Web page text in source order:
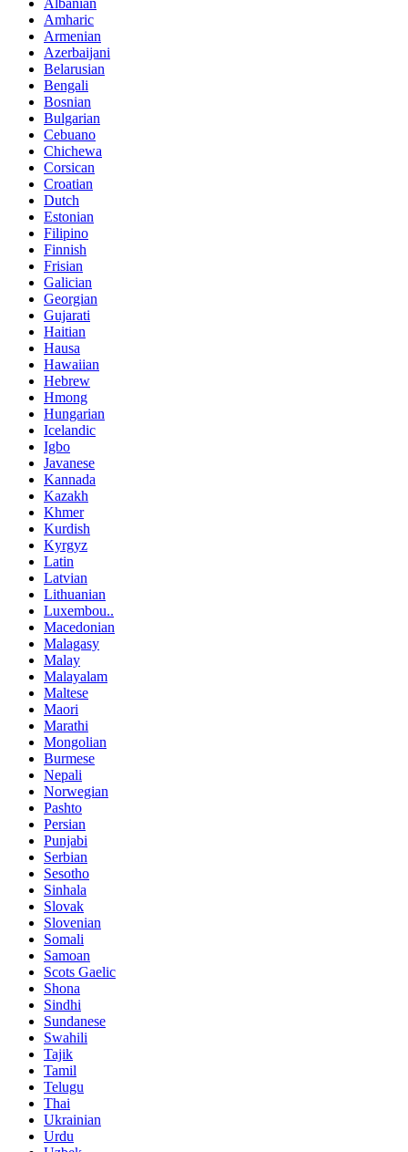
Albanian
Amharic
Armenian
Azerbaijani
Belarusian
Bengali
Bosnian
Bulgarian
Cebuano
Chichewa
Corsican
Croatian
Dutch
Estonian
Filipino
Finnish
Frisian
Galician
Georgian
Gujarati
Haitian
Hausa
Hawaiian
Hebrew
Hmong
Hungarian
Icelandic
Igbo
Javanese
Kannada
Kazakh
Khmer
Kurdish
Kyrgyz
Latin
Latvian
Lithuanian
Luxembou..
Macedonian
Malagasy
Malay
Malayalam
Maltese
Maori
Marathi
Mongolian
Burmese
Nepali
Norwegian
Pashto
Persian
Punjabi
Serbian
Sesotho
Sinhala
Slovak
Slovenian
Somali
Samoan
Scots Gaelic
Shona
Sindhi
Sundanese
Swahili
Tajik
Tamil
Telugu
Thai
Ukrainian
Urdu